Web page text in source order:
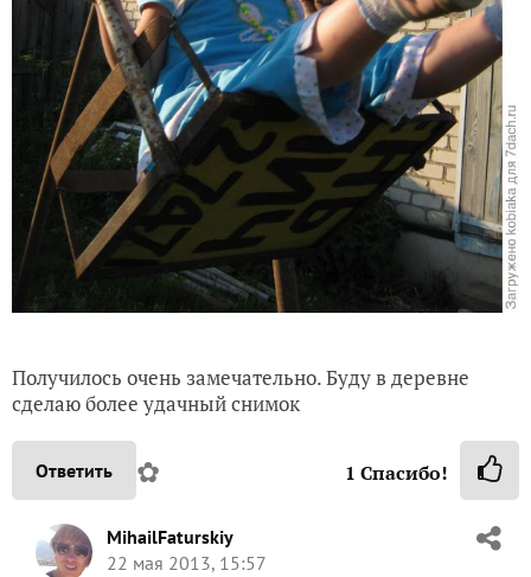
Получилось очень замечательно. Буду в деревне
сделаю более удачный снимок
Ответить ✿ 1 Спасибо!
MihailFaturskiy
22 мая 2013, 15:57